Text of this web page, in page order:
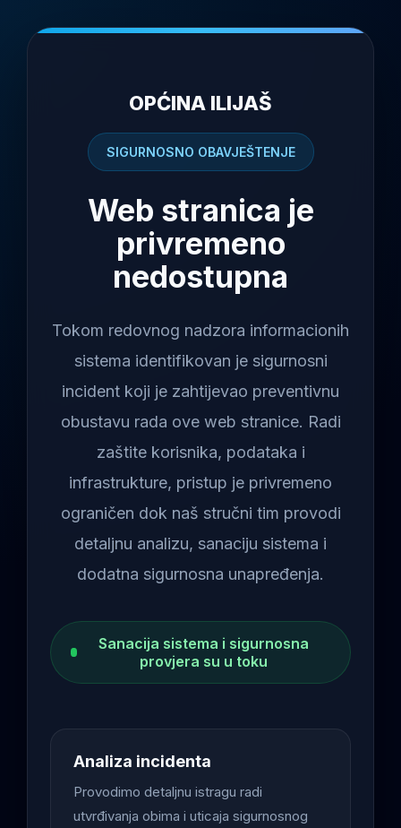
OPĆINA ILIJAŠ
SIGURNOSNO OBAVJEŠTENJE
Web stranica je
privremeno
nedostupna
Tokom redovnog nadzora informacionih
sistema identifikovan je sigurnosni
incident koji je zahtijevao preventivnu
obustavu rada ove web stranice. Radi
zaštite korisnika, podataka i
infrastrukture, pristup je privremeno
ograničen dok naš stručni tim provodi
detaljnu analizu, sanaciju sistema i
dodatna sigurnosna unapređenja.
Sanacija sistema i sigurnosna
provjera su u toku
Analiza incidenta
Provodimo detaljnu istragu radi
utvrđivanja obima i uticaja sigurnosnog